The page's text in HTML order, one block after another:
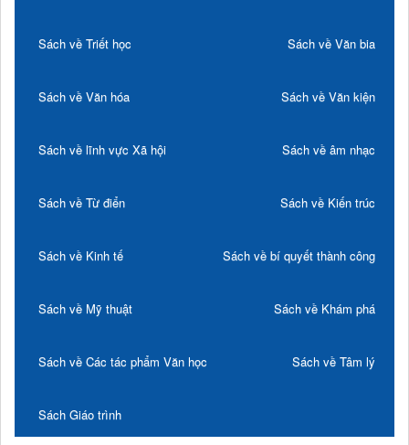
Sách về Triết học Sách về Văn bia
Sách về Văn hóa Sách về Văn kiện
Sách về lĩnh vực Xã hội Sách về âm nhạc
Sách về Từ điển Sách về Kiến trúc
Sách về Kinh tế Sách về bí quyết thành công
Sách về Mỹ thuật Sách về Khám phá
Sách về Các tác phẩm Văn học Sách về Tâm lý
Sách Giáo trình